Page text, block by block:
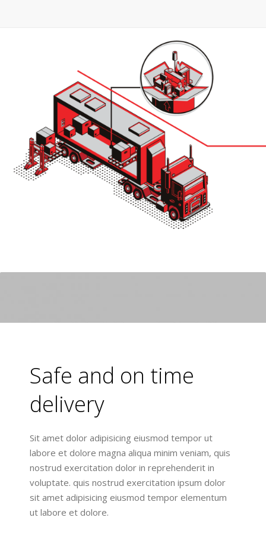
Safe and on time
delivery
Sit amet dolor adipisicing eiusmod tempor ut
labore et dolore magna aliqua minim veniam, quis
nostrud exercitation dolor in reprehenderit in
voluptate. quis nostrud exercitation ipsum dolor
sit amet adipisicing eiusmod tempor elementum
ut labore et dolore.